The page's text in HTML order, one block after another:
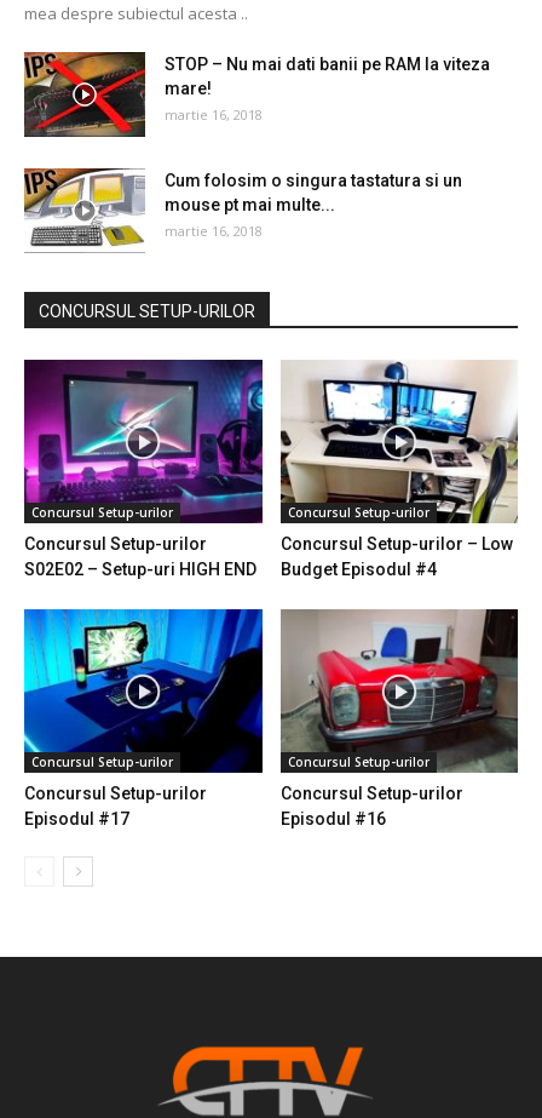
mea despre subiectul acesta ..
STOP – Nu mai dati banii pe RAM la viteza
mare!
martie 16, 2018
Cum folosim o singura tastatura si un
mouse pt mai multe...
martie 16, 2018
CONCURSUL SETUP-URILOR
Concursul Setup-urilor
Concursul Setup-urilor
S02E02 – Setup-uri HIGH END
Concursul Setup-urilor
Concursul Setup-urilor – Low
Budget Episodul #4
Concursul Setup-urilor
Concursul Setup-urilor
Episodul #17
Concursul Setup-urilor
Concursul Setup-urilor
Episodul #16